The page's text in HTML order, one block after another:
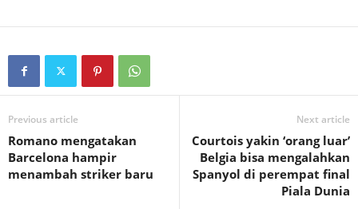
Previous article
Romano mengatakan
Barcelona hampir
menambah striker baru
Next article
Courtois yakin ‘orang luar’
Belgia bisa mengalahkan
Spanyol di perempat final
Piala Dunia